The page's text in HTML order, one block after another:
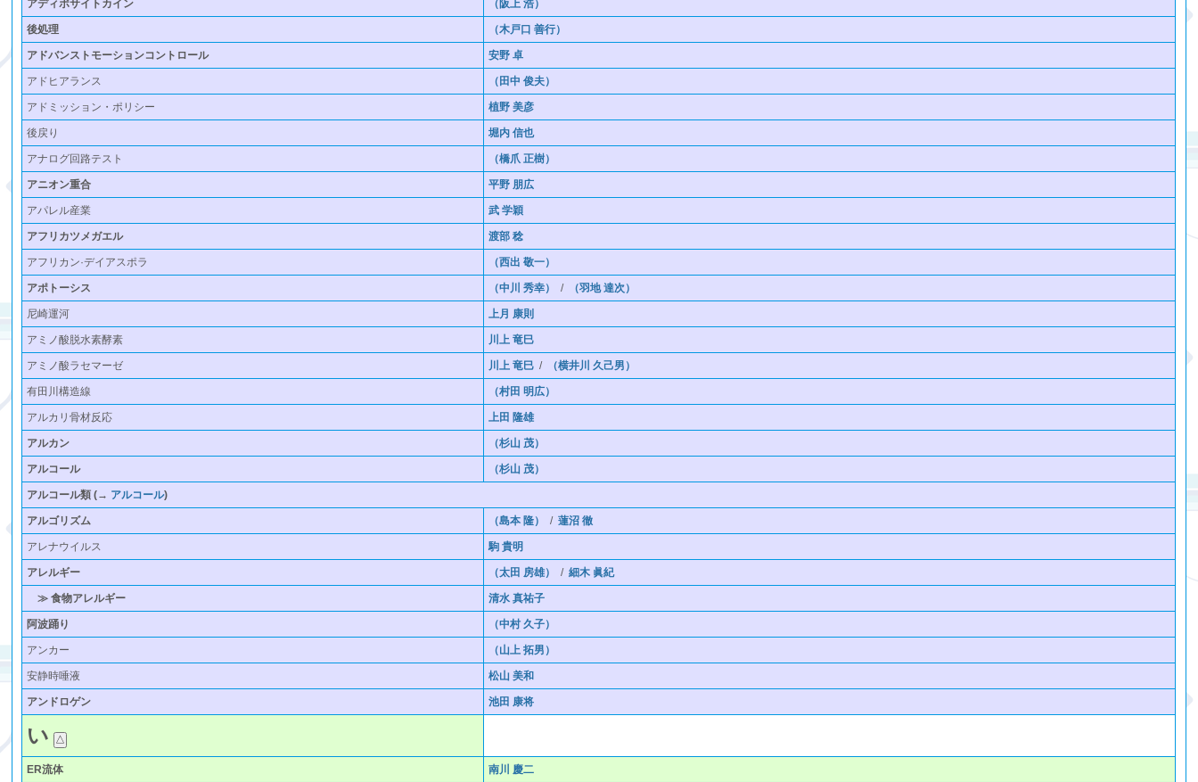
アディポサイトカイン （阪上 浩）
後処理 （木戸口 善行）
アドバンストモーションコントロール 安野 卓
アドヒアランス （田中 俊夫）
アドミッション・ポリシー 植野 美彦
後戻り 堀内 信也
アナログ回路テスト （橋爪 正樹）
アニオン重合 平野 朋広
アパレル産業 武 学穎
アフリカツメガエル 渡部 稔
アフリカン·デイアスポラ （西出 敬一）
アポトーシス （中川 秀幸） / （羽地 達次）
尼崎運河 上月 康則
アミノ酸脱水素酵素 川上 竜巳
アミノ酸ラセマーゼ 川上 竜巳 / （横井川 久己男）
有田川構造線 （村田 明広）
アルカリ骨材反応 上田 隆雄
アルカン （杉山 茂）
アルコール （杉山 茂）
アルコール類 (→ アルコール)
アルゴリズム （島本 隆） /蓮沼 徹
アレナウイルス 駒 貴明
アレルギー （太田 房雄） /細木 眞紀
≫ 食物アレルギー 清水 真祐子
阿波踊り （中村 久子）
アンカー （山上 拓男）
安静時唾液 松山 美和
アンドロゲン 池田 康将
い
ER流体 南川 慶二